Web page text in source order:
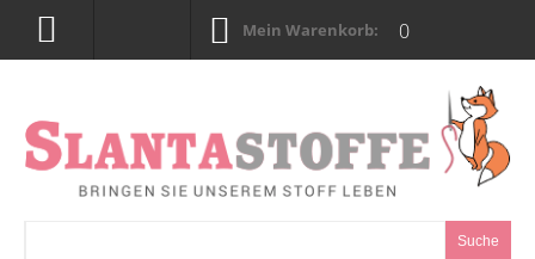
Mein Warenkorb: 0
Suche